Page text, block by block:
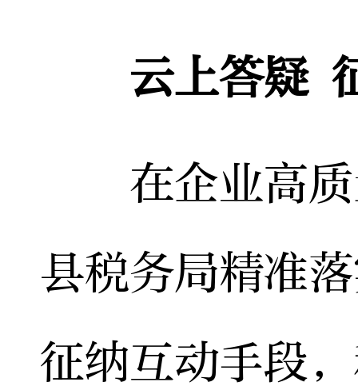
云上答疑
在企业高质
县税务局精准
征纳互动手段